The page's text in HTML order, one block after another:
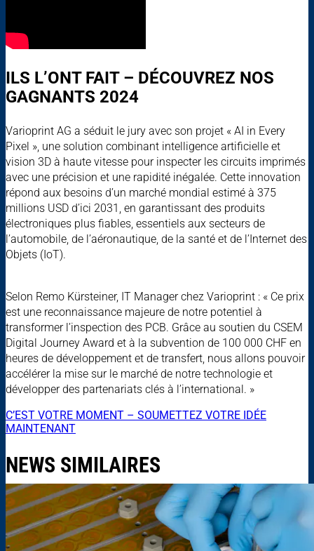
ILS L’ONT FAIT – DÉCOUVREZ NOS
GAGNANTS 2024
Varioprint AG a séduit le jury avec son projet « AI in Every
Pixel », une solution combinant intelligence artificielle et
vision 3D à haute vitesse pour inspecter les circuits imprimés
avec une précision et une rapidité inégalée. Cette innovation
répond aux besoins d’un marché mondial estimé à 375
millions USD d’ici 2031, en garantissant des produits
électroniques plus fiables, essentiels aux secteurs de
l’automobile, de l’aéronautique, de la santé et de l’Internet des
Objets (IoT).
Selon Remo Kürsteiner, IT Manager chez Varioprint : « Ce prix
est une reconnaissance majeure de notre potentiel à
transformer l’inspection des PCB. Grâce au soutien du CSEM
Digital Journey Award et à la subvention de 100 000 CHF en
heures de développement et de transfert, nous allons pouvoir
accélérer la mise sur le marché de notre technologie et
développer des partenariats clés à l’international. »
C’EST VOTRE MOMENT – SOUMETTEZ VOTRE IDÉE
MAINTENANT
NEWS SIMILAIRES